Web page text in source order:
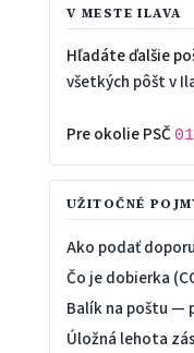
V MESTE ILAVA
Hľadáte ďalšie
všetkých pôšt v
Pre okolie PSČ
UŽITOČNÉ
Ako podať
Čo je dobierka
Balík na poštu —
Úložná lehota